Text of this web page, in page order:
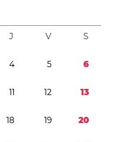
J V S
4 5 6
11 12 13
18 19 20